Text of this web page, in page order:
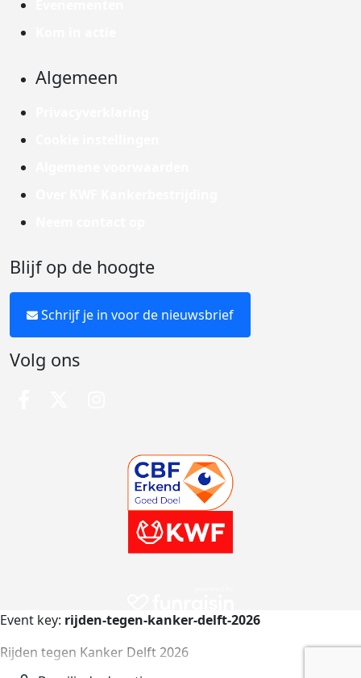
Algemeen
Blijf op de hoogte
Schrijf je in voor de nieuwsbrief
Volg ons
Event key: rijden-tegen-kanker-delft-2026
Rijden tegen Kanker Delft 2026